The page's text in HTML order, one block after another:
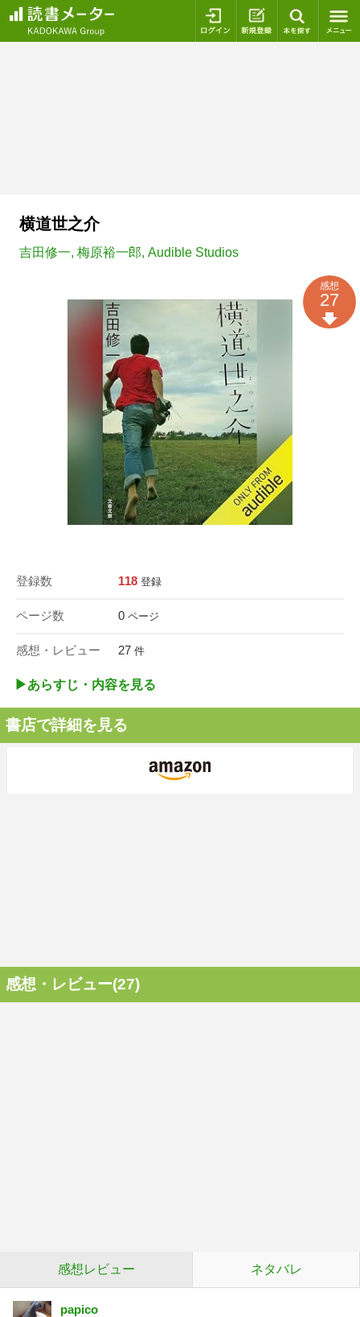
ログイン 新規登録
横道世之介
吉田修一, 梅原裕一郎, Audible Studios
登録数 118 登録
ページ数 0 ページ
感想・レビュー 27 件
感想
27
▶︎あらすじ・内容を見る
書店で詳細を見る
感想・レビュー(27)
感想レビュー ネタバレ
papico